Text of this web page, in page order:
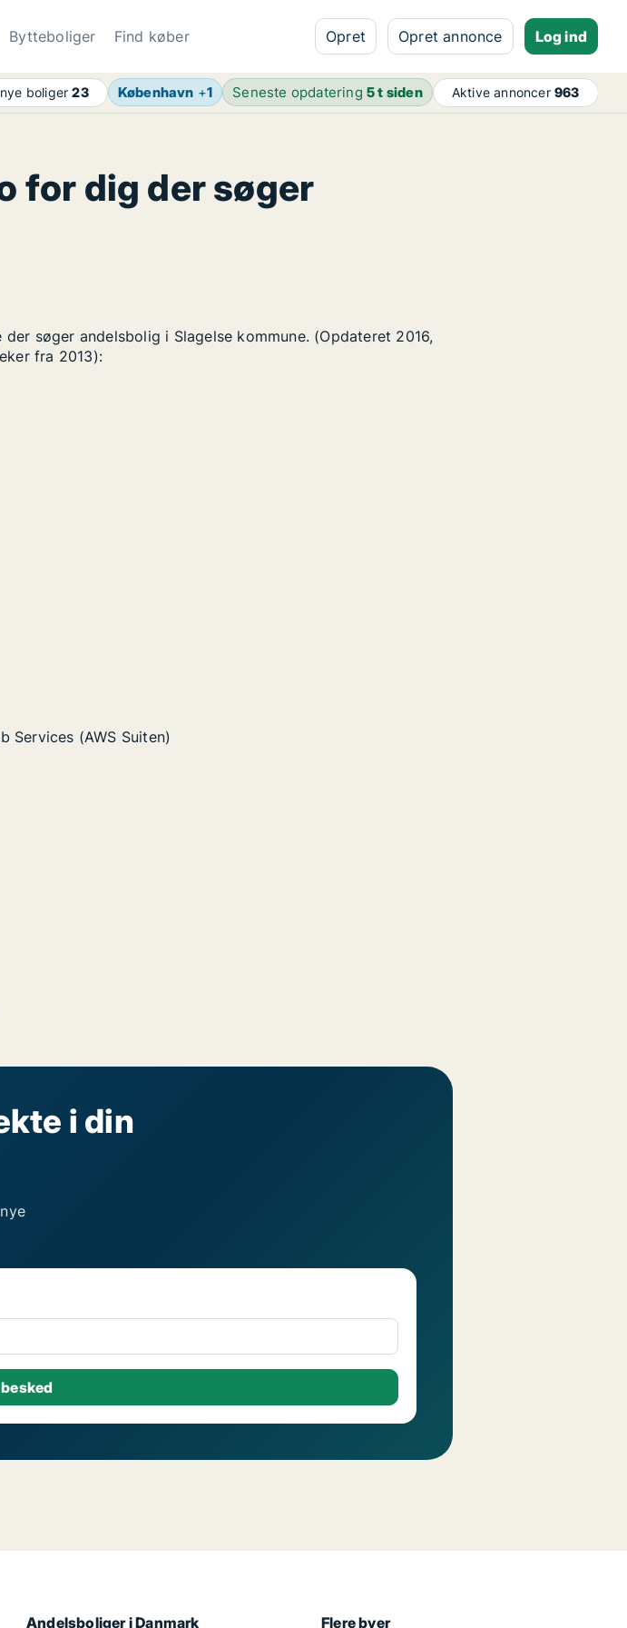
Bytteboliger Find køber Opret Opret annonce Log ind
boliger23 København +1 Seneste opdatering5 t siden Aktive annoncer963
for dig der søger
søger andelsbolig i Slagelse kommune. (Opdateret 2016,
fra 2013):
Services (AWS Suiten)
i din
Andelsboliger i Danmark Flere byer